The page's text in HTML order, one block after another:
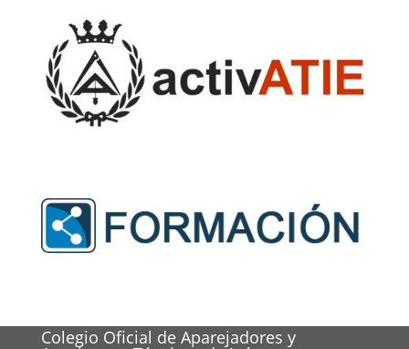
Colegio Oficial de Aparejadores y